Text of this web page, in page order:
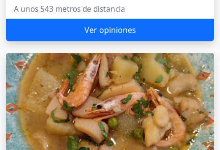
A unos 543 metros de distancia
Ver opiniones